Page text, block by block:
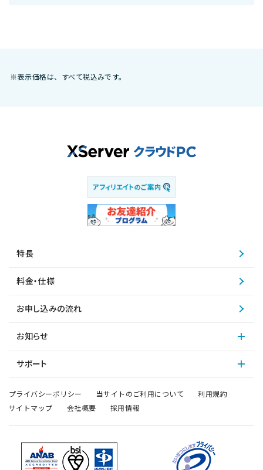
※表示価格は、すべて税込みです。
特長
料金・仕様
お申し込みの流れ
お知らせ
サポート
プライバシーポリシー 当サイトのご利用について
利用規約
サイトマップ
会社概要 採用情報